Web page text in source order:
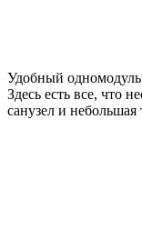
Удобный
Здесь есть все, что
санузел и небольшая